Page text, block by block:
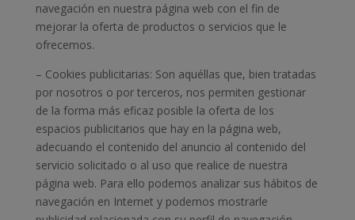
navegación en nuestra página web con el fin de
mejorar la oferta de productos o servicios que le
ofrecemos.
– Cookies publicitarias: Son aquéllas que, bien tratadas
por nosotros o por terceros, nos permiten gestionar
de la forma más eficaz posible la oferta de los
espacios publicitarios que hay en la página web,
adecuando el contenido del anuncio al contenido del
servicio solicitado o al uso que realice de nuestra
página web. Para ello podemos analizar sus hábitos de
navegación en Internet y podemos mostrarle